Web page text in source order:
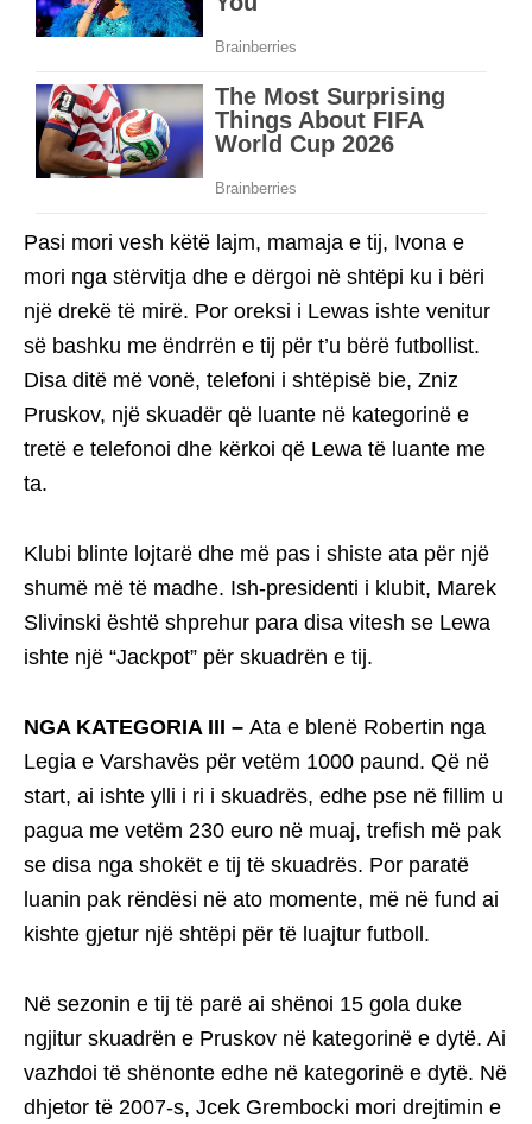
Pasi mori vesh këtë lajm, mamaja e tij, Ivona e
mori nga stërvitja dhe e dërgoi në shtëpi ku i bëri
një drekë të mirë. Por oreksi i Lewas ishte venitur
së bashku me ëndrrën e tij për t’u bërë futbollist.
Disa ditë më vonë, telefoni i shtëpisë bie, Zniz
Pruskov, një skuadër që luante në kategorinë e
tretë e telefonoi dhe kërkoi që Lewa të luante me
ta.
Klubi blinte lojtarë dhe më pas i shiste ata për një
shumë më të madhe. Ish-presidenti i klubit, Marek
Slivinski është shprehur para disa vitesh se Lewa
ishte një “Jackpot” për skuadrën e tij.
NGA KATEGORIA III – Ata e blenë Robertin nga
Legia e Varshavës për vetëm 1000 paund. Që në
start, ai ishte ylli i ri i skuadrës, edhe pse në fillim u
pagua me vetëm 230 euro në muaj, trefish më pak
se disa nga shokët e tij të skuadrës. Por paratë
luanin pak rëndësi në ato momente, më në fund ai
kishte gjetur një shtëpi për të luajtur futboll.
Në sezonin e tij të parë ai shënoi 15 gola duke
ngjitur skuadrën e Pruskov në kategorinë e dytë. Ai
vazhdoi të shënonte edhe në kategorinë e dytë. Në
dhjetor të 2007-s, Jcek Grembocki mori drejtimin e